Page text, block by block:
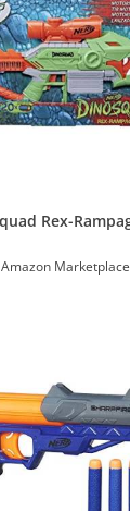
Amazon Marketplace